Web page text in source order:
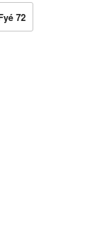
72